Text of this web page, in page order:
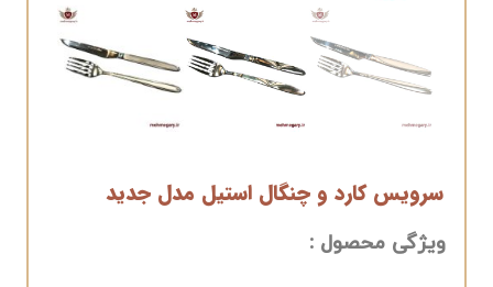
سرویس کارد و چنگال استیل مدل جدید
ویژگی محصول :